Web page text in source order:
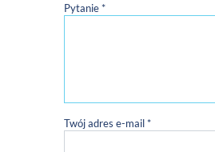
Pytanie *
Twój adres e-mail *